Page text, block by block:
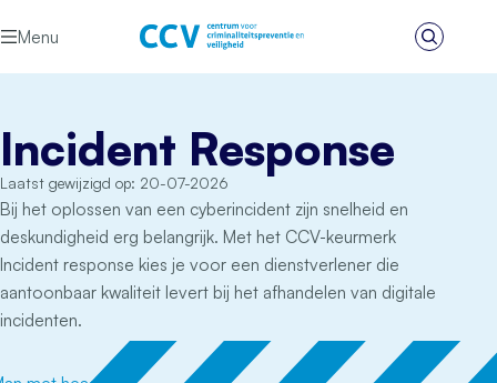
Menu
Zoeken
Incident Response
Laatst gewijzigd op: 20-07-2026
Bij het oplossen van een cyberincident zijn snelheid en
deskundigheid erg belangrijk. Met het CCV-keurmerk
Incident response kies je voor een dienstverlener die
aantoonbaar kwaliteit levert bij het afhandelen van digitale
incidenten.